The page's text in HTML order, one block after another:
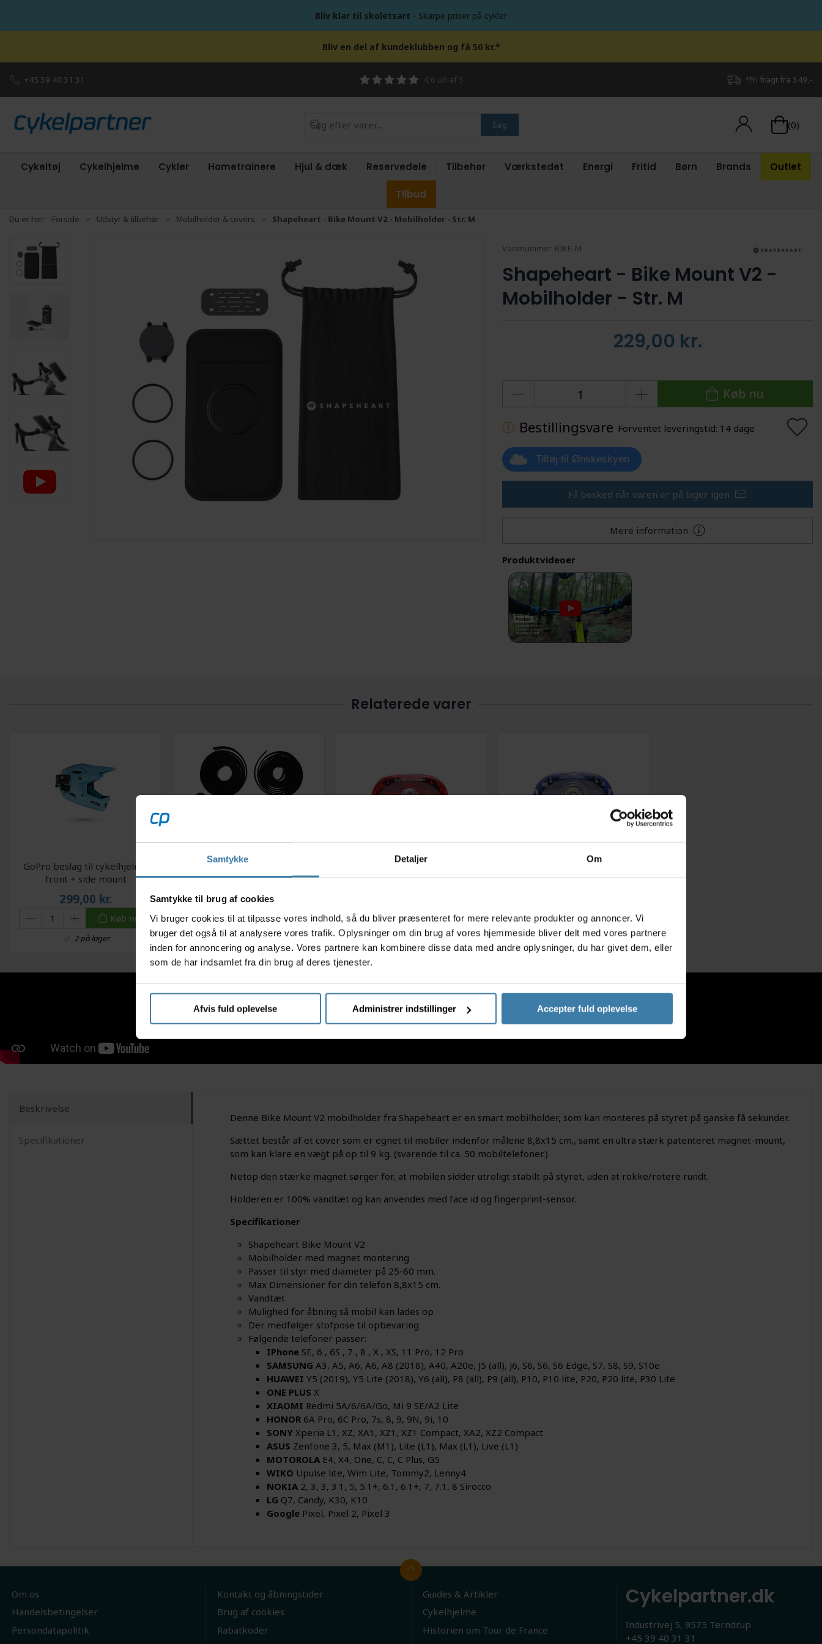
Samtykke Detaljer Om
Samtykke til brug af cookies
Vi bruger cookies til at tilpasse vores indhold, så du bliver præsenteret for mere relevante produkter og annoncer. Vi
bruger det også til at analysere vores trafik. Oplysninger om din brug af vores hjemmeside bliver delt med vores partnere
inden for annoncering og analyse. Vores partnere kan kombinere disse data med andre oplysninger, du har givet dem, eller
som de har indsamlet fra din brug af deres tjenester.
Afvis fuld oplevelse Administrer indstillinger Accepter fuld oplevelse
Bliv klar til skoletsart - Skarpe priser på cykler
Bliv en del af kundeklubben og få 50 kr.*
+45 39 40 31 31 4,6 ud af 5 *Fri fragt fra 349,-
Søg (0)
Cykeltøj Cykelhjelme Cykler Hometrainere Hjul & dæk Reservedele Tilbehør Værkstedet Energi Fritid Børn Brands Outlet
Tilbud
Du er her: Forside Udstyr & tilbehør Mobilholder & covers Shapeheart - Bike Mount V2 - Mobilholder - Str. M
Varenummer: BIKE-M
Shapeheart - Bike Mount V2 -
Mobilholder - Str. M
229,00 kr.
Køb nu
Bestillingsvare Forventet leveringstid: 14 dage
Tilføj til Ønskeskyen
Få besked når varen er på lager igen
Mere information
Produktvideoer
Relaterede varer
GoPro beslag til cykelhjelme
front + side mount
299,00 kr.
Køb nu
2 på lager
OnGear - Styrbånd - Syntetisk
- Kork - Sort
99,00kr.
Køb nu
+10 på lager
Cykellygte Smart Superflash
rød med batteri - Testvinder
Køb nu
+10 på lager
Cykellygte Smart Superflash
hvid med batteri - Testvinder
Køb nu
+10 på lager
Beskrivelse
Specifikationer
Denne Bike Mount V2 mobilholder fra Shapeheart er en smart mobilholder, som kan monteres på styret på ganske få sekunder.
Sættet består af et cover som er egnet til mobiler indenfor målene 8,8x15 cm., samt en ultra stærk patenteret magnet-mount,
som kan klare en vægt på op til 9 kg. (svarende til ca. 50 mobiltelefoner.)
Netop den stærke magnet sørger for, at mobilen sidder utroligt stabilt på styret, uden at rokke/rotere rundt.
Holderen er 100% vandtæt og kan anvendes med face id og fingerprint-sensor.
Specifikationer
Shapeheart Bike Mount V2
Mobilholder med magnet montering
Passer til styr med diameter på 25-60 mm.
Max Dimensioner for din telefon 8,8x15 cm.
Vandtæt
Mulighed for åbning så mobil kan lades op
Der medfølger stofpose til opbevaring
Følgende telefoner passer:
IPhone SE, 6 , 6S , 7 , 8 , X , XS, 11 Pro, 12 Pro
SAMSUNG A3, A5, A6, A6, A8 (2018), A40, A20e, J5 (all), J6, S6, S6, S6 Edge, S7, S8, S9, S10e
HUAWEI Y5 (2019), Y5 Lite (2018), Y6 (all), P8 (all), P9 (all), P10, P10 lite, P20, P20 lite, P30 Lite
ONE PLUS X
XIAOMI Redmi 5A/6/6A/Go, Mi 9 SE/A2 Lite
HONOR 6A Pro, 6C Pro, 7s, 8, 9, 9N, 9i, 10
SONY Xperia L1, XZ, XA1, XZ1, XZ1 Compact, XA2, XZ2 Compact
ASUS Zenfone 3, 5, Max (M1), Lite (L1), Max (L1), Live (L1)
MOTOROLA E4, X4, One, C, C, C Plus, G5
WIKO Upulse lite, Wim Lite, Tommy2, Lenny4
NOKIA 2, 3, 3, 3.1, 5, 5.1+, 6.1, 6.1+, 7, 7.1, 8 Sirocco
LG Q7, Candy, K30, K10
Google Pixel, Pixel 2, Pixel 3
Om os
Handelsbetingelser
Persondatapolitik
Kontakt og åbningstider
Brug af cookies
Rabatkoder
Guides & Artikler
Cykelhjelme
Historien om Tour de France
Cykelpartner.dk
Industrivej 5, 9575 Terndrup
+45 39 40 31 31